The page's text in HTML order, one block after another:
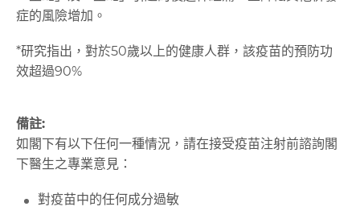
症的風險增加。
*研究指出，對於50歲以上的健康人群，該疫苗的預防功
效超過90%
備註:
如閣下有以下任何一種情況，請在接受疫苗注射前諮詢閣
下醫生之專業意見：
對疫苗中的任何成分過敏